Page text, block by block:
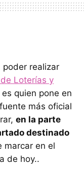
poder realizar
Loterías y
quien pone en
más oficial
en la parte
destinado
marcar en el
de hoy..